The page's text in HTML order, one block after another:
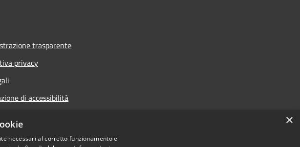
trasparente
privacy
di accessibilità
×
necessari al corretto funzionamento e